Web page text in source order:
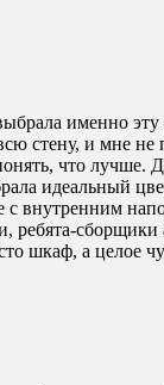
именно
стену, и мне не
что лучше.
идеальный
с внутренним
ребята-
шкаф, а целое